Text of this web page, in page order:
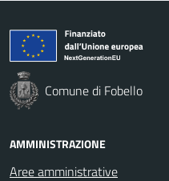
Comune di Fobello
AMMINISTRAZIONE
Aree amministrative